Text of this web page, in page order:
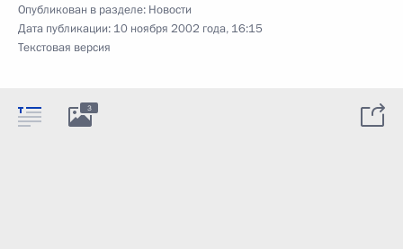
Опубликован в разделе: Новости
Дата публикации: 10 ноября 2002 года, 16:15
Текстовая версия
3